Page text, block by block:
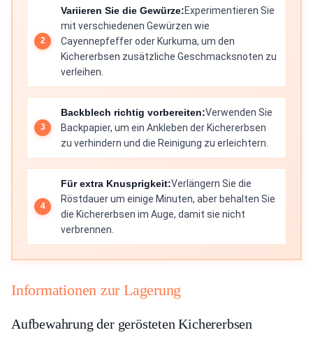
Variieren Sie die Gewürze:Experimentieren Sie
mit verschiedenen Gewürzen wie
Cayennepfeffer oder Kurkuma, um den
Kichererbsen zusätzliche Geschmacksnoten zu
verleihen.
Backblech richtig vorbereiten:Verwenden Sie
Backpapier, um ein Ankleben der Kichererbsen
zu verhindern und die Reinigung zu erleichtern.
Für extra Knusprigkeit:Verlängern Sie die
Röstdauer um einige Minuten, aber behalten Sie
die Kichererbsen im Auge, damit sie nicht
verbrennen.
Informationen zur Lagerung
Aufbewahrung der gerösteten Kichererbsen